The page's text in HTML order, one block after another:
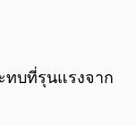
ทบที่รุนแรงจาก